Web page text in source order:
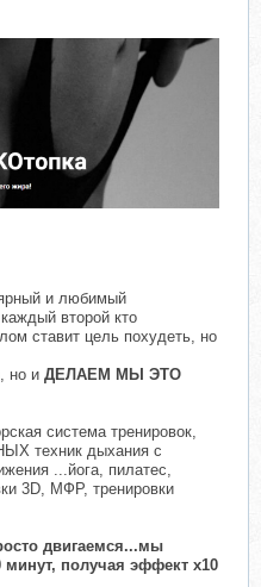
и любимый
второй кто
ставит цель похудеть, но
но и ДЕЛАЕМ МЫ ЭТО
система тренировок,
техник дыхания с
...йога, пилатес,
3D, МФР, тренировки
двигаемся...мы
минут, получая эффект х10